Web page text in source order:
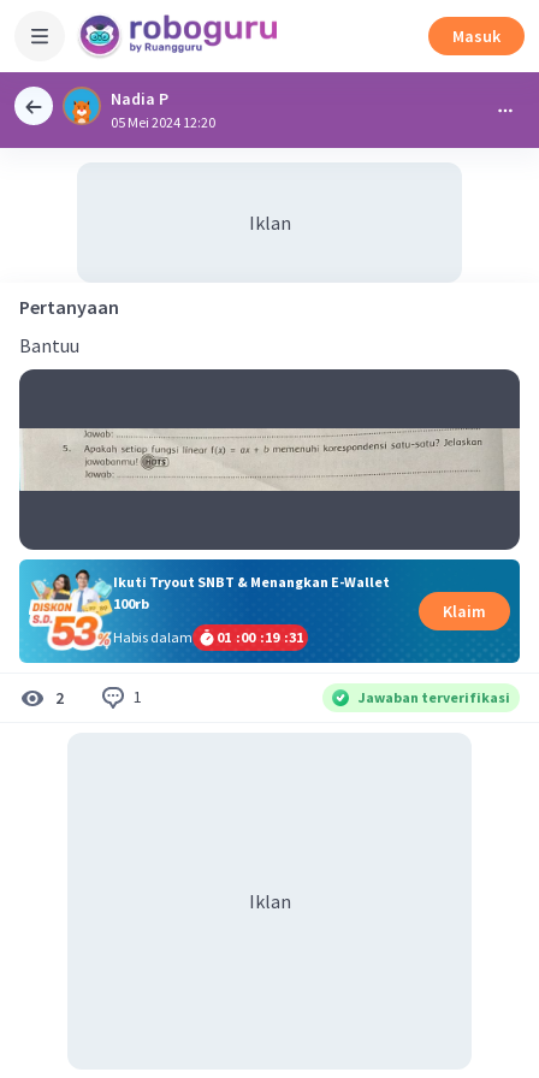
Masuk
Nadia P
05 Mei 2024 12:20
Iklan
Pertanyaan
Bantuu
Ikuti Tryout SNBT & Menangkan E-Wallet
100rb
Habis dalam
01 :00 :19 :30
Klaim
2 1 Jawaban terverifikasi
Iklan